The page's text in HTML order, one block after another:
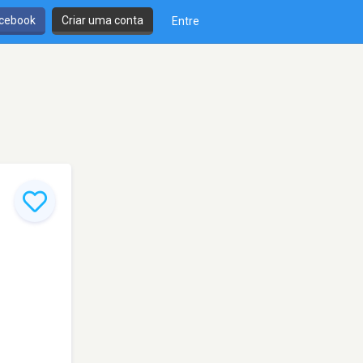
Criar uma conta Entre